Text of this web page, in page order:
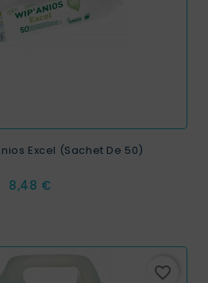
Excel (sachet De 50)
Prix
8,48 €
favorite_border